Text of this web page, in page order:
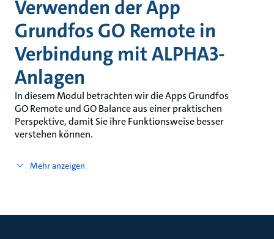
Verwenden der App
Grundfos GO Remote in
Verbindung mit ALPHA3-
Anlagen
In diesem Modul betrachten wir die Apps Grundfos
GO Remote und GO Balance aus einer praktischen
Perspektive, damit Sie ihre Funktionsweise besser
verstehen können.
Mehr anzeigen